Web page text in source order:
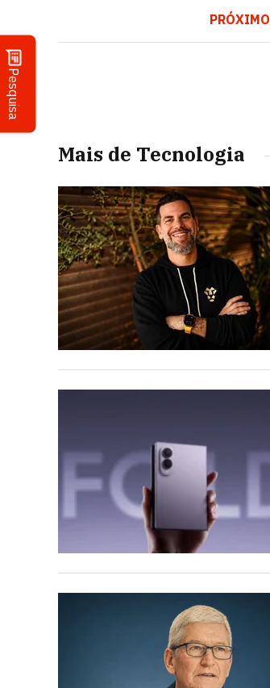
Pesquisa
PRÓXIMO
Mais de Tecnologia